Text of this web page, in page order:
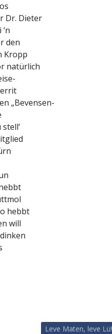
Dr. Dieter
den
Kropp
natürlich
„Bevensen-
hebbt
will
Leve Maten, leve Lü!